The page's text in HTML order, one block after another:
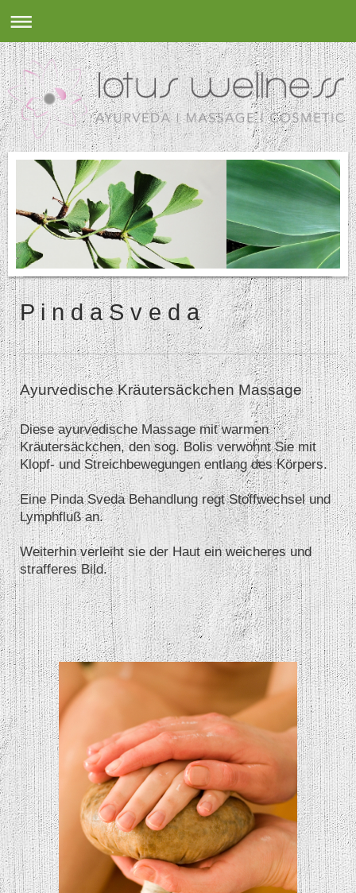
P i n d a S v e d a
Ayurvedische Kräutersäckchen Massage
Diese ayurvedische Massage mit warmen
Kräutersäckchen, den sog. Bolis verwöhnt Sie mit
Klopf- und Streichbewegungen entlang des Körpers.
Eine Pinda Sveda Behandlung regt Stoffwechsel und
Lymphfluß an.
Weiterhin verleiht sie der Haut ein weicheres und
strafferes Bild.